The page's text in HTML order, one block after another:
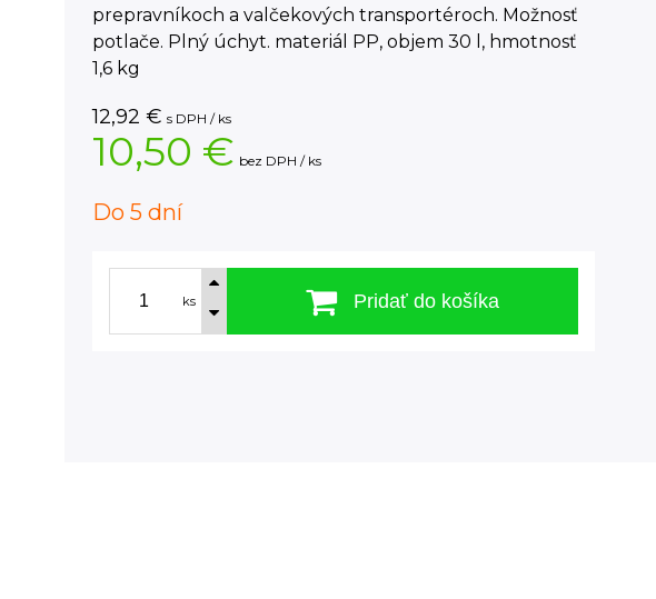
prepravníkoch a valčekových transportéroch. Možnosť
potlače. Plný úchyt. materiál PP, objem 30 l, hmotnosť
1,6 kg
12,92 € s DPH / ks
10,50 € bez DPH / ks
Do 5 dní
ks Pridať do košíka